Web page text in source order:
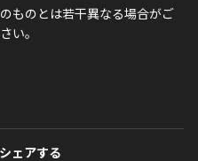
ものとは若干異なる場合がご
い。
ェアする